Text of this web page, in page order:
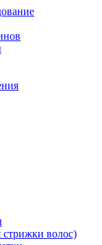
волос)